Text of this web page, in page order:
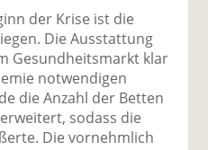
e
b
o
o
k
te
il
n k
e
di
n
te
il
e
l
v
se
n
d
der Krise ist die
Die Ausstattung
Gesundheitsmarkt klar
notwendigen
die Anzahl der Betten
sodass die
Die vornehmlich